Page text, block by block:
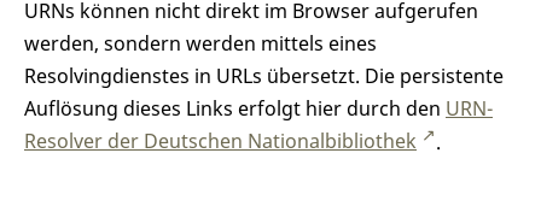
URNs können nicht direkt im Browser aufgerufen
werden, sondern werden mittels eines
Resolvingdienstes in URLs übersetzt. Die persistente
Auflösung dieses Links erfolgt hier durch den URN-
Resolver der Deutschen Nationalbibliothek
.